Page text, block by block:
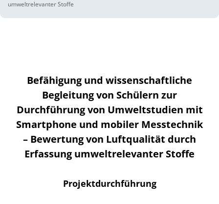
umweltrelevanter Stoffe
Befähigung und wissenschaftliche
Begleitung von Schülern zur
Durchführung von Umweltstudien mit
Smartphone und mobiler Messtechnik
– Bewertung von Luftqualität durch
Erfassung umweltrelevanter Stoffe
Projektdurchführung